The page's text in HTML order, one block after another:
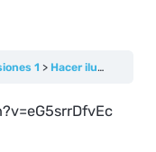
1 Hacer ilusión